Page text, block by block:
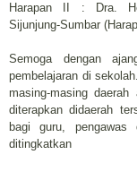
Harapan II : Dra.
Sijunjung-Sumbar
Semoga dengan
pembelajaran di
masing-masing
diterapkan didaerah
bagi guru, pengawas
ditingkatkan